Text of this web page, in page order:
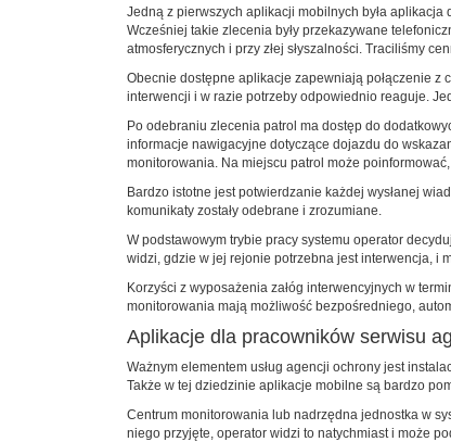
Jedną z pierwszych aplikacji mobilnych była
Wcześniej takie zlecenia były przekazywane
atmosferycznych i przy złej słyszalności. Traciliśmy
Obecnie dostępne aplikacje zapewniają połączenie
interwencji i w razie potrzeby odpowiednio reaguje.
Po odebraniu zlecenia patrol ma dostęp do
informacje nawigacyjne dotyczące dojazdu do
monitorowania. Na miejscu patrol może
Bardzo istotne jest potwierdzanie każdej wysłanej
komunikaty zostały odebrane i zrozumiane.
W podstawowym trybie pracy systemu operator
widzi, gdzie w jej rejonie potrzebna jest interwencja, i
Korzyści z wyposażenia załóg interwencyjnych w
monitorowania mają możliwość bezpośredniego,
Aplikacje dla pracowników serwisu
Ważnym elementem usług agencji ochrony jest
Także w tej dziedzinie aplikacje mobilne są bardzo
Centrum monitorowania lub nadrzędna jednostka w
niego przyjęte, operator widzi to natychmiast i może